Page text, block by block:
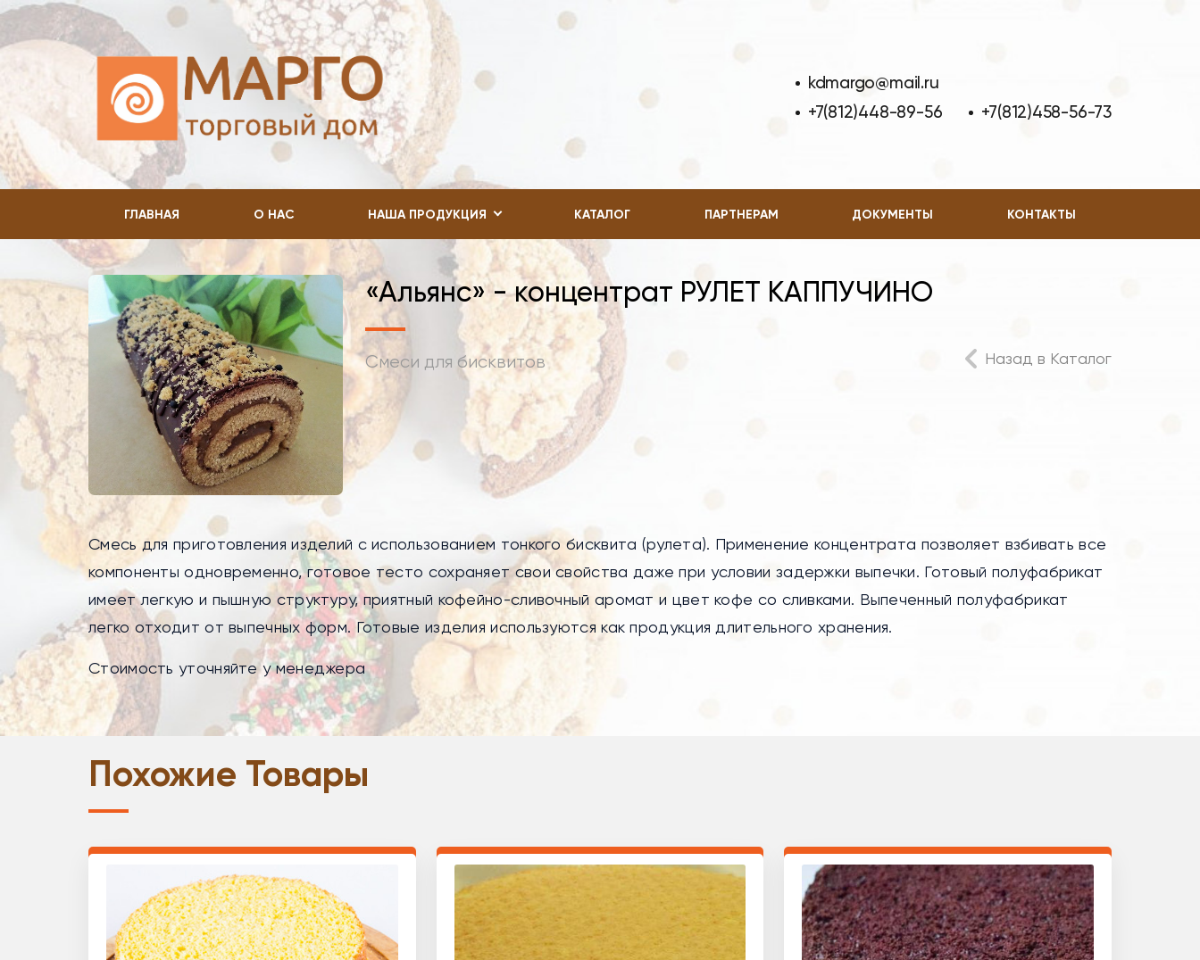
kdmargo@mail.ru
+7(812)448-89-56
+7(812)458-56-73
ГЛАВНАЯ О НАС НАША ПРОДУКЦИЯ КАТАЛОГ ПАРТНЕРАМ ДОКУМЕНТЫ КОНТАКТЫ
«Альянс» - концентрат РУЛЕТ КАППУЧИНО
Смеси для бисквитов Назад в Каталог
Смесь для приготовления изделий с использованием тонкого бисквита (рулета). Применение концентрата позволяет взбивать все
компоненты одновременно, готовое тесто сохраняет свои свойства даже при условии задержки выпечки. Готовый полуфабрикат
имеет легкую и пышную структуру, приятный кофейно-сливочный аромат и цвет кофе со сливками. Выпеченный полуфабрикат
легко отходит от выпечных форм. Готовые изделия используются как продукция длительного хранения.
Стоимость уточняйте у менеджера
Похожие Товары